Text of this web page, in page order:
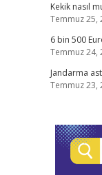
Kekik nasıl
Temmuz 25,
6 bin 500
Temmuz 24,
Jandarma
Temmuz 23,